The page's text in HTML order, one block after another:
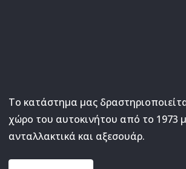
Το κατάστημα μας
χώρο του αυτοκινήτου από το 1973
ανταλλακτικά και αξεσουάρ.